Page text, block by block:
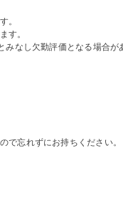
。
す。
みなし欠勤評価となる場合が
で忘れずにお持ちください。